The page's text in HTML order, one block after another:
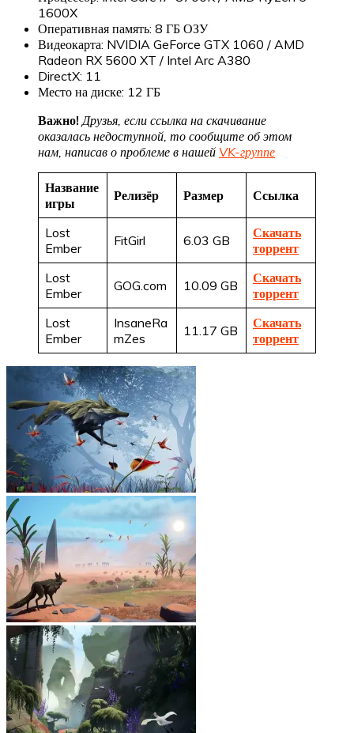
1600X
Оперативная память: 8 ГБ ОЗУ
Видеокарта: NVIDIA GeForce GTX 1060 / AMD
Radeon RX 5600 XT / Intel Arc A380
DirectX: 11
Место на диске: 12 ГБ
Важно!Друзья, если ссылка на скачивание
оказалась недоступной, то сообщите об этом
нам, написав о проблеме в нашей VK-группе
Название
игры
Релизёр Размер Ссылка
Lost
Ember
FitGirl 6.03 GB
Скачать
торрент
Lost
Ember
GOG.com 10.09 GB
Скачать
торрент
Lost
Ember
InsaneRa
mZes
11.17 GB
Скачать
торрент